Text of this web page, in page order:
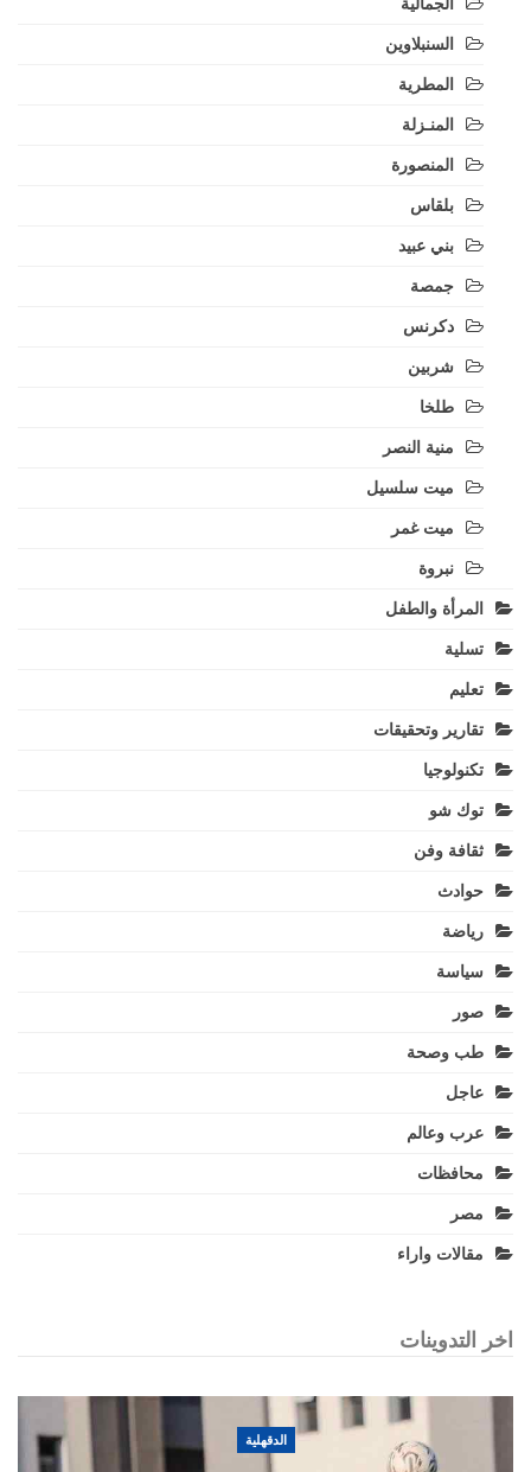
الجمالية
السنبلاوين
المطرية
المنـزلة
المنصورة
بلقاس
بني عبيد
جمصة
دكرنس
شربين
طلخا
منية النصر
ميت سلسيل
ميت غمر
نبروة
المرأة والطفل
تسلية
تعليم
تقارير وتحقيقات
تكنولوجيا
توك شو
ثقافة وفن
حوادث
رياضة
سياسة
صور
طب وصحة
عاجل
عرب وعالم
محافظات
مصر
مقالات واراء
اخر التدوينات
الدقهلية